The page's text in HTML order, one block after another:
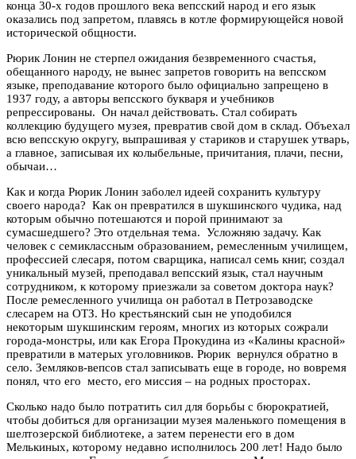
конца 30-х годов прошлого века вепсский народ и его язык
оказались под запретом, плавясь в котле формирующейся новой
исторической общности.
Рюрик Лонин не стерпел ожидания безвременного счастья,
обещанного народу, не вынес запретов говорить на вепсском
языке, преподавание которого было официально запрещено в
1937 году, а авторы вепсского букваря и учебников
репрессированы. Он начал действовать. Стал собирать
коллекцию будущего музея, превратив свой дом в склад. Объехал
всю вепсскую округу, выпрашивая у стариков и старушек утварь,
а главное, записывая их колыбельные, причитания, плачи, песни,
обычаи…
Как и когда Рюрик Лонин заболел идеей сохранить культуру
своего народа? Как он превратился в шукшинского чудика, над
которым обычно потешаются и порой принимают за
сумасшедшего? Это отдельная тема. Усложняю задачу. Как
человек с семиклассным образованием, ремесленным училищем,
профессией слесаря, потом сварщика, написал семь книг, создал
уникальный музей, преподавал вепсский язык, стал научным
сотрудником, к которому приезжали за советом доктора наук?
После ремесленного училища он работал в Петрозаводске
слесарем на ОТЗ. Но крестьянский сын не уподобился
некоторым шукшинским героям, многих из которых сожрали
города-монстры, или как Егора Прокудина из «Калины красной»
превратили в матерых уголовников. Рюрик вернулся обратно в
село. Земляков-вепсов стал записывать еще в городе, но вовремя
понял, что его место, его миссия – на родных просторах.
Сколько надо было потратить сил для борьбы с бюрократией,
чтобы добиться для организации музея маленького помещения в
шелтозерской библиотеке, а затем перенести его в дом
Мелькиных, которому недавно исполнилось 200 лет! Надо было